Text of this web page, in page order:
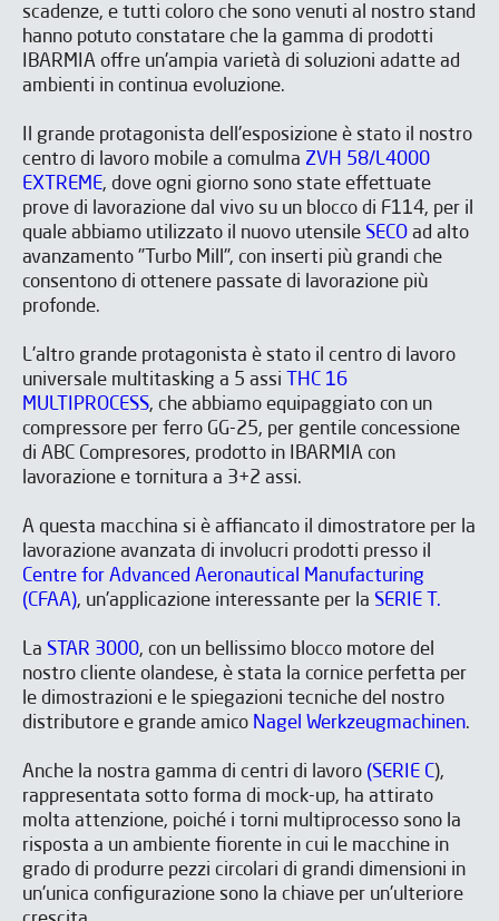
scadenze, e tutti coloro che sono venuti al nostro stand
hanno potuto constatare che la gamma di prodotti
IBARMIA offre un'ampia varietà di soluzioni adatte ad
ambienti in continua evoluzione.
Il grande protagonista dell'esposizione è stato il nostro
centro di lavoro mobile a comulma ZVH 58/L4000
EXTREME, dove ogni giorno sono state effettuate
prove di lavorazione dal vivo su un blocco di F114, per il
quale abbiamo utilizzato il nuovo utensile SECO ad alto
avanzamento "Turbo Mill", con inserti più grandi che
consentono di ottenere passate di lavorazione più
profonde.
L'altro grande protagonista è stato il centro di lavoro
universale multitasking a 5 assi
THC 16
MULTIPROCESS, che abbiamo equipaggiato con un
compressore per ferro GG-25, per gentile concessione
di ABC Compresores, prodotto in IBARMIA con
lavorazione e tornitura a 3+2 assi.
A questa macchina si è affiancato il dimostratore per la
lavorazione avanzata di involucri prodotti presso il
Centre for Advanced Aeronautical Manufacturing
(CFAA), un'applicazione interessante per la SERIE T.
La STAR 3000, con un bellissimo blocco motore del
nostro cliente olandese, è stata la cornice perfetta per
le dimostrazioni e le spiegazioni tecniche del nostro
distributore e grande amico Nagel Werkzeugmachinen.
Anche la nostra gamma di centri di lavoro (SERIE C),
rappresentata sotto forma di mock-up, ha attirato
molta attenzione, poiché i torni multiprocesso sono la
risposta a un ambiente fiorente in cui le macchine in
grado di produrre pezzi circolari di grandi dimensioni in
un'unica configurazione sono la chiave per un'ulteriore
ISCRIVITI ALLA NOSTRA
NEWSLETTER
ISCRIVITI ALLA NOSTRA
NEWSLETTER